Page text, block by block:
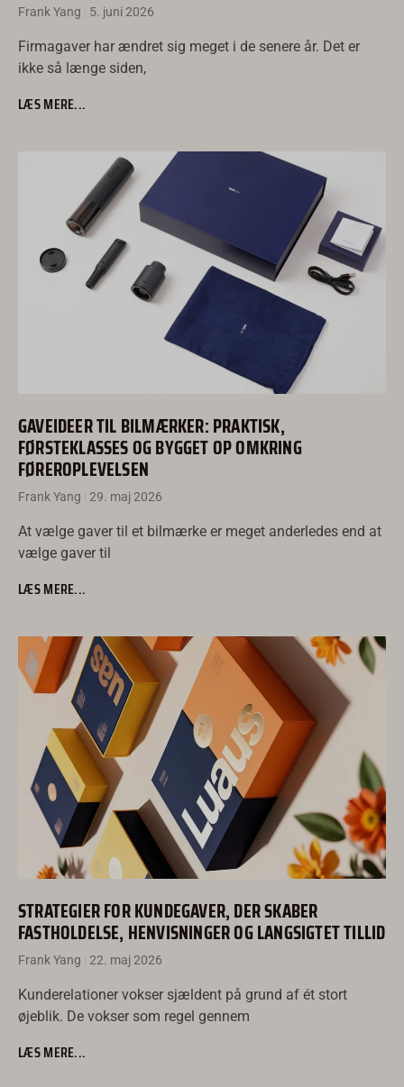
Frank Yang 5. juni 2026
Firmagaver har ændret sig meget i de senere år. Det er
ikke så længe siden,
LÆS MERE...
GAVEIDEER TIL BILMÆRKER: PRAKTISK,
FØRSTEKLASSES OG BYGGET OP OMKRING
FØREROPLEVELSEN
Frank Yang 29. maj 2026
At vælge gaver til et bilmærke er meget anderledes end at
vælge gaver til
LÆS MERE...
STRATEGIER FOR KUNDEGAVER, DER SKABER
FASTHOLDELSE, HENVISNINGER OG LANGSIGTET TILLID
Frank Yang 22. maj 2026
Kunderelationer vokser sjældent på grund af ét stort
øjeblik. De vokser som regel gennem
LÆS MERE...